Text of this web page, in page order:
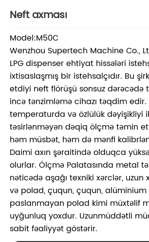
Neft axması
Model:M50C
Wenzhou Supertech Machine Co.,
LPG dispenser ehtiyat hissələri
ixtisaslaşmış bir istehsalçıdır. Bu
etdiyi neft flörüşü sonsuz dərəcədə
incə tənzimləmə cihazı təqdim edir.
temperaturda və özlülük dəyişikliyi
təsirlənməyən dəqiq ölçmə təmin
həm müsbət, həm də mənfi
Daimi axın şəraitində olduqca
olurlar. Ölçmə Palatasında metal
nəticədə aşağı texniki xərclər, uzun
və polad, çuqun, çuqun, alüminium
paslanmayan polad kimi müxtəlif
uyğunluq yoxdur. Uzunmüddətli
sabit fəaliyyət göstərir.